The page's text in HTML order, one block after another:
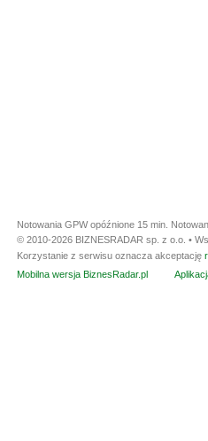
Notowania GPW opóźnione 15 min.
© 2010-2026 BIZNESRADAR sp. z o.o. •
Korzystanie z serwisu oznacza akceptację
Mobilna wersja BiznesRadar.pl